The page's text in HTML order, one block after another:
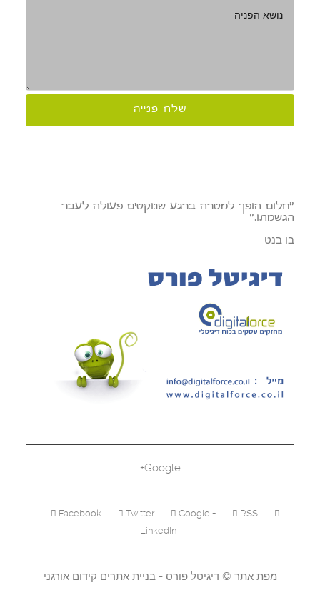
"חלום הופך למטרה ברגע שנוקטים פעולה לעבר
הגשמתו."
בו בנט
Google+
Facebook Twitter Google +
RSS
LinkedIn
מפת אתר ©דיגיטל פורס - בניית אתרים קידום אורגני